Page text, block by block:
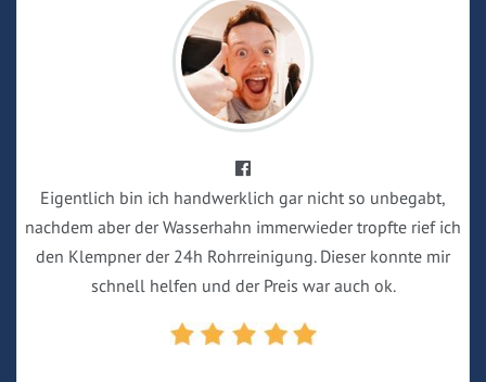
Eigentlich bin ich handwerklich gar nicht so unbegabt,
nachdem aber der Wasserhahn immerwieder tropfte rief ich
den Klempner der 24h Rohrreinigung. Dieser konnte mir
schnell helfen und der Preis war auch ok.